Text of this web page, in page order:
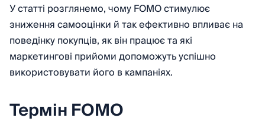
У статті розглянемо, чому FOMO стимулює
зниження самооцінки й так ефективно впливає на
поведінку покупців, як він працює та які
маркетингові прийоми допоможуть успішно
використовувати його в кампаніях.
Термін FOMO